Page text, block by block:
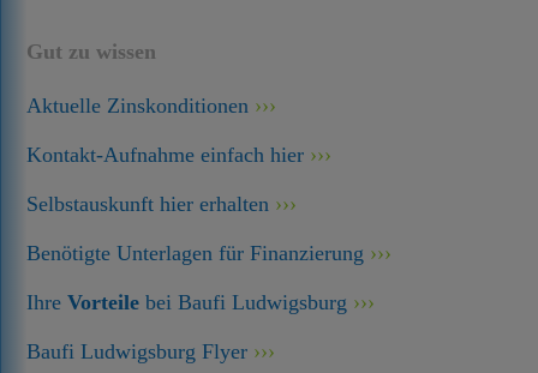
Gut zu wissen
Aktuelle Zinskonditionen
Kontakt-Aufnahme einfach hier
Selbstauskunft hier erhalten
Benötigte Unterlagen für Finanzierung
IhreVorteile bei Baufi Ludwigsburg
Baufi Ludwigsburg Flyer